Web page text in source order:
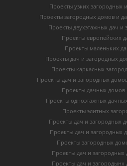
Проекты узких загородных
Проекты загородных домов и
Проекты двухэтажных дач и
Проекты европейских
Проекты маленьких
Проекты дач и загородных
Проекты каркасных
Проекты дач и загородных
Проекты дачных домов
Проекты одноэтажных
Проекты элитных
Проекты дач и загородных
Проекты дач и загородных
Проекты загородных
Проекты дач и загородных
Проекты дач и загородынх